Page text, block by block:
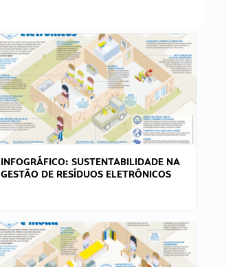
INFOGRÁFICO: SUSTENTABILIDADE NA
GESTÃO DE RESÍDUOS ELETRÔNICOS